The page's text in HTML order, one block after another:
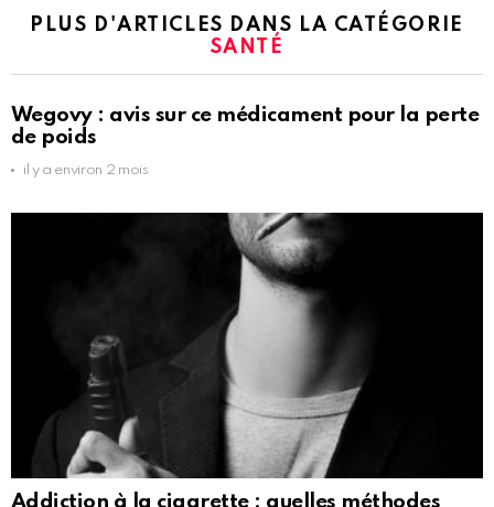
PLUS D'ARTICLES DANS LA CATÉGORIE
SANTÉ
Wegovy : avis sur ce médicament pour la perte
de poids
il y a environ 2 mois
Addiction à la cigarette : quelles méthodes